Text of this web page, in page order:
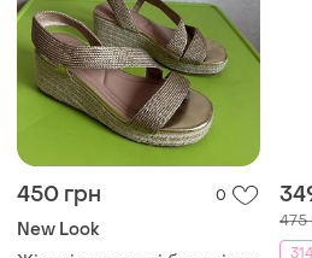
450 грн 0
New Look
475